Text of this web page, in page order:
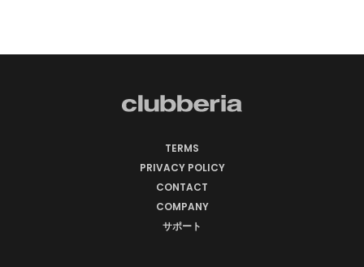
TERMS
PRIVACY POLICY
CONTACT
COMPANY
サポート